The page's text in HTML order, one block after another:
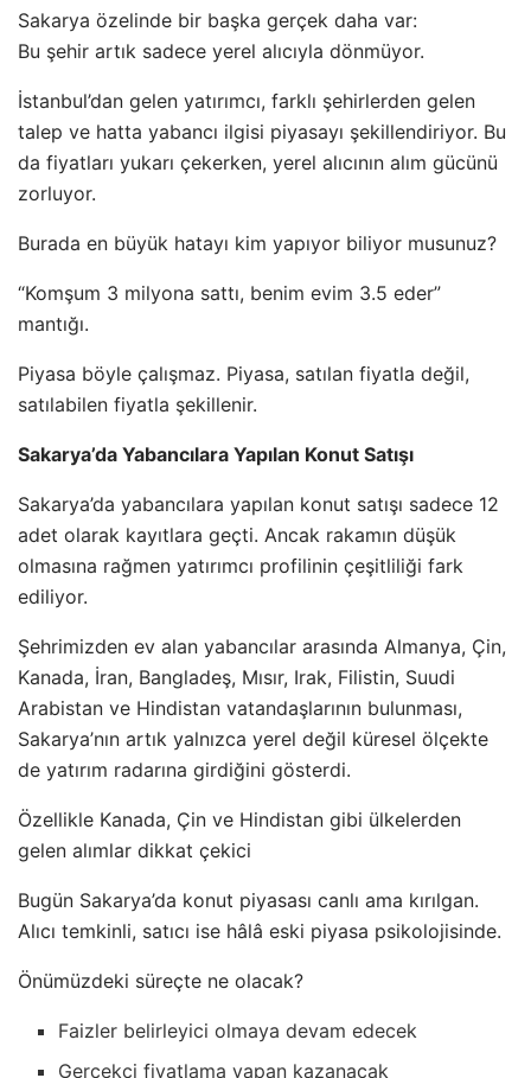
Sakarya özelinde bir başka gerçek daha var:
Bu şehir artık sadece yerel alıcıyla dönmüyor.
İstanbul’dan gelen yatırımcı, farklı şehirlerden gelen
talep ve hatta yabancı ilgisi piyasayı şekillendiriyor. Bu
da fiyatları yukarı çekerken, yerel alıcının alım gücünü
zorluyor.
Burada en büyük hatayı kim yapıyor biliyor musunuz?
“Komşum 3 milyona sattı, benim evim 3.5 eder”
mantığı.
Piyasa böyle çalışmaz. Piyasa, satılan fiyatla değil,
satılabilen fiyatla şekillenir.
Sakarya’da Yabancılara Yapılan Konut Satışı
Sakarya’da yabancılara yapılan konut satışı sadece 12
adet olarak kayıtlara geçti. Ancak rakamın düşük
olmasına rağmen yatırımcı profilinin çeşitliliği fark
ediliyor.
Şehrimizden ev alan yabancılar arasında Almanya, Çin,
Kanada, İran, Bangladeş, Mısır, Irak, Filistin, Suudi
Arabistan ve Hindistan vatandaşlarının bulunması,
Sakarya’nın artık yalnızca yerel değil küresel ölçekte
de yatırım radarına girdiğini gösterdi.
Özellikle Kanada, Çin ve Hindistan gibi ülkelerden
gelen alımlar dikkat çekici
Bugün Sakarya’da konut piyasası canlı ama kırılgan.
Alıcı temkinli, satıcı ise hâlâ eski piyasa psikolojisinde.
Önümüzdeki süreçte ne olacak?
Faizler belirleyici olmaya devam edecek
Gerçekçi fiyatlama yapan kazanacak